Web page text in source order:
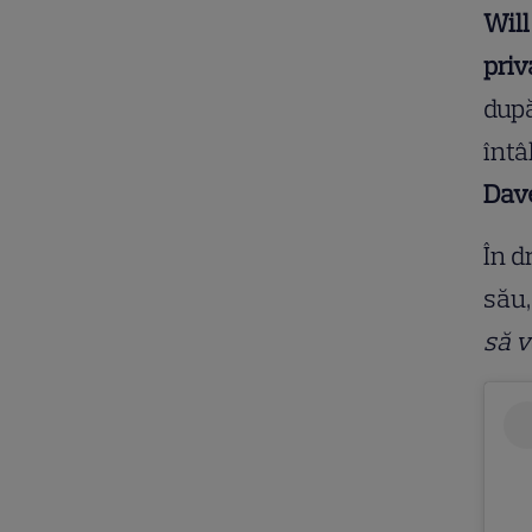
În
să